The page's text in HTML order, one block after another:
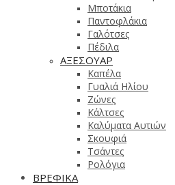
Μποτάκια
Παντοφλάκια
Γαλότσες
Πέδιλα
ΑΞΕΣΟΥΑΡ
Καπέλα
Γυαλιά Ηλίου
Ζώνες
Κάλτσες
Καλύματα Αυτιών
Σκουφιά
Τσάντες
Ρολόγια
ΒΡΕΦΙΚΑ